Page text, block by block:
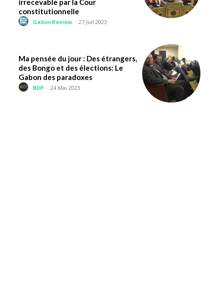
irrecevable par la Cour
constitutionnelle
GabonReview - 27 Juil 2023
Ma pensée du jour : Des étrangers,
des Bongo et des élections: Le
Gabon des paradoxes
BDP - 24 Mai 2023